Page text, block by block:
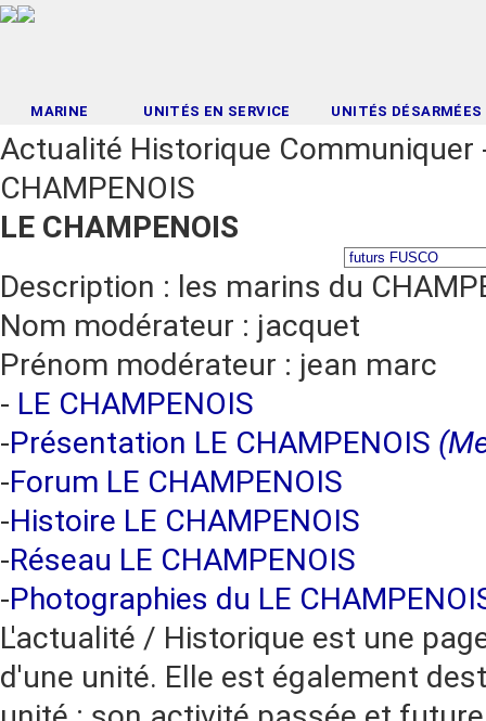
MARINE UNITÉS EN SERVICE UNITÉS DÉSARMÉES
Actualité Historique Communiquer
CHAMPENOIS
LE CHAMPENOIS
Description : les marins du
Nom modérateur : jacquet
Prénom modérateur : jean marc
- LE CHAMPENOIS
-Présentation LE CHAMPENOIS
-Forum LE CHAMPENOIS
-Histoire LE CHAMPENOIS
-Réseau LE CHAMPENOIS
-Photographies du LE
L'actualité / Historique est une
d'une unité. Elle est également